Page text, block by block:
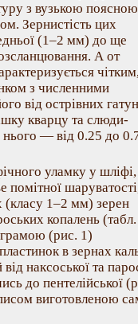
з вузькою поясною
Зернистість цих
(1–2 мм) до ще
А от
з численними
від острівних
кварцу та слюди-
нього — від 0.25 до
уламку у шліфі,
помітної
(класу 1–2 мм) зерен
копалень
(рис. 1)
в зернах
наксоської та
до пентелійської
виготовленою